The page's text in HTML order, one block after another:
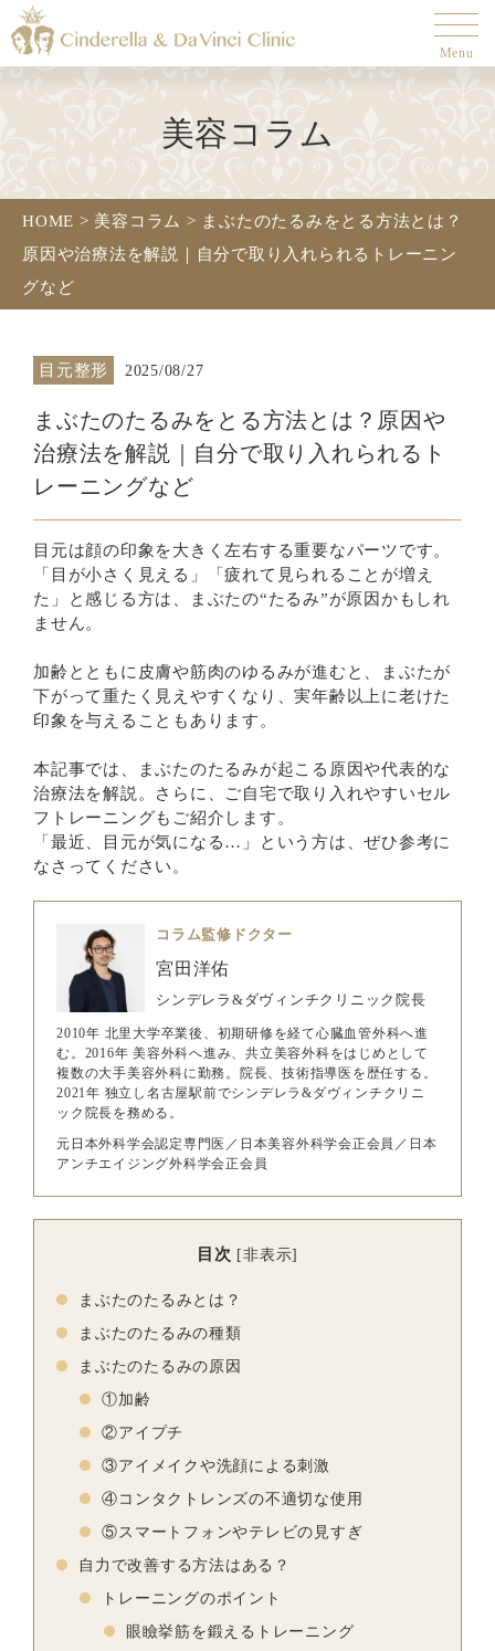
Menu
美容コラム
HOME > 美容コラム > まぶたのたるみをとる方法とは？
原因や治療法を解説｜自分で取り入れられるトレーニン
グなど
目元整形 2025/08/27
まぶたのたるみをとる方法とは？原因や
治療法を解説｜自分で取り入れられるト
レーニングなど
目元は顔の印象を大きく左右する重要なパーツです。
「目が小さく見える」「疲れて見られることが増え
た」と感じる方は、まぶたの“たるみ”が原因かもしれ
ません。
加齢とともに皮膚や筋肉のゆるみが進むと、まぶたが
下がって重たく見えやすくなり、実年齢以上に老けた
印象を与えることもあります。
本記事では、まぶたのたるみが起こる原因や代表的な
治療法を解説。さらに、ご自宅で取り入れやすいセル
フトレーニングもご紹介します。
「最近、目元が気になる…」という方は、ぜひ参考に
なさってください。
コラム監修ドクター
宮田洋佑
シンデレラ&ダヴィンチクリニック院長
2010年 北里大学卒業後、初期研修を経て心臓血管外科へ進
む。2016年 美容外科へ進み、共立美容外科をはじめとして
複数の大手美容外科に勤務。院長、技術指導医を歴任する。
2021年 独立し名古屋駅前でシンデレラ&ダヴィンチクリニ
ック院長を務める。
元日本外科学会認定専門医／日本美容外科学会正会員／日本
アンチエイジング外科学会正会員
目次 [非表示]
まぶたのたるみとは？
まぶたのたるみの種類
まぶたのたるみの原因
①加齢
②アイプチ
③アイメイクや洗顔による刺激
④コンタクトレンズの不適切な使用
⑤スマートフォンやテレビの見すぎ
自力で改善する方法はある？
トレーニングのポイント
眼瞼挙筋を鍛えるトレーニング